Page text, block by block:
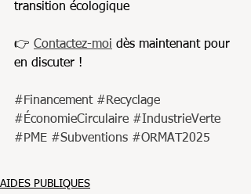
transition écologique
👉 Contactez-moi dès maintenant pour
en discuter !
#Financement #Recyclage
#ÉconomieCirculaire #IndustrieVerte
#PME #Subventions #ORMAT2025
AIDES PUBLIQUES